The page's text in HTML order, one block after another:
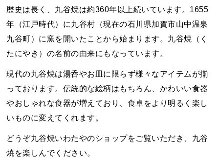
歴史は長く、九谷焼は約360年以上続いています。1655
年（江戸時代）に九谷村（現在の石川県加賀市山中温泉
九谷町）に窯を開いたことから始まります。九谷焼（く
たにやき）の名前の由来にもなっています。
現代の九谷焼は湯呑やお皿に限らず様々なアイテムが揃
っております。伝統的な絵柄はもちろん、かわいい食器
やおしゃれな食器が増えており、食卓をより明るく楽し
いものに変えてくれます。
どうぞ九谷焼いわたやのショップをご覧いただき、九谷
焼を楽しんでください。